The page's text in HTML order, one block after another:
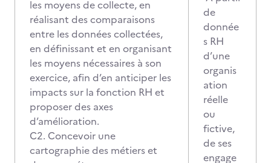
les moyens de collecte, en
réalisant des comparaisons
entre les données collectées,
en définissant et en organisant
les moyens nécessaires à son
exercice, afin d’en anticiper les
impacts sur la fonction RH et
proposer des axes
d’amélioration.
C2. Concevoir une
cartographie des métiers et
de
donnée
s RH
d’une
organis
ation
réelle
ou
fictive,
de ses
engage